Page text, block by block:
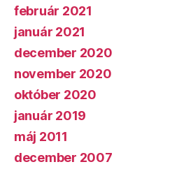
február 2021
január 2021
december 2020
november 2020
október 2020
január 2019
máj 2011
december 2007